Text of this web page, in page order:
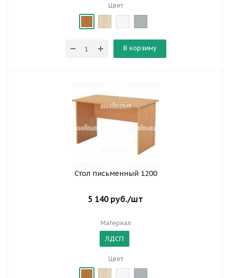
Цвет
В корзину
Стол письменный 1200
5 140руб./шт
Материал
ЛДСП
Цвет